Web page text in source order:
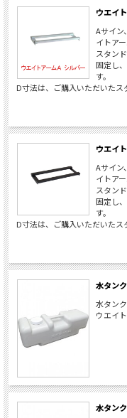
ウエイ
Aサイン
イトアー
スタン
固定し
す。
D寸法は、ご購入いただいたス
ウエイ
Aサイン
イトアー
スタン
固定し
す。
D寸法は、ご購入いただいたス
水タン
水タン
ウエイ
水タン